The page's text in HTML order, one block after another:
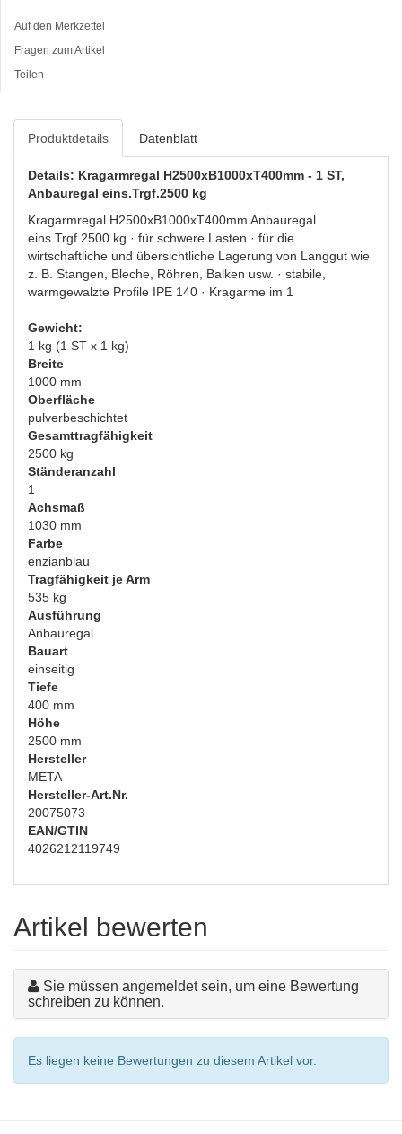
Auf den Merkzettel
Fragen zum Artikel
Teilen
Produktdetails Datenblatt
Details: Kragarmregal H2500xB1000xT400mm - 1 ST,
Anbauregal eins.Trgf.2500 kg
Kragarmregal H2500xB1000xT400mm Anbauregal
eins.Trgf.2500 kg · für schwere Lasten · für die
wirtschaftliche und übersichtliche Lagerung von Langgut wie
z. B. Stangen, Bleche, Röhren, Balken usw. · stabile,
warmgewalzte Profile IPE 140 · Kragarme im 1
Gewicht:
1 kg (1 ST x 1 kg)
Breite
1000 mm
Oberfläche
pulverbeschichtet
Gesamttragfähigkeit
2500 kg
Ständeranzahl
1
Achsmaß
1030 mm
Farbe
enzianblau
Tragfähigkeit je Arm
535 kg
Ausführung
Anbauregal
Bauart
einseitig
Tiefe
400 mm
Höhe
2500 mm
Hersteller
META
Hersteller-Art.Nr.
20075073
EAN/GTIN
4026212119749
Artikel bewerten
Sie müssen angemeldet sein, um eine Bewertung
schreiben zu können.
Es liegen keine Bewertungen zu diesem Artikel vor.